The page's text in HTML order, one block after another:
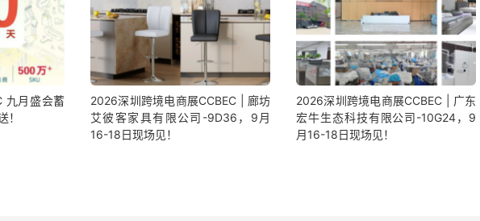
九月盛会蓄
！
2026深圳跨境电商展CCBEC | 廊坊
艾彼客家具有限公司-9D36，9月
16-18日现场见！
2026深圳跨境电商展CCBEC | 广东
宏牛生态科技有限公司-10G24，9
月16-18日现场见！